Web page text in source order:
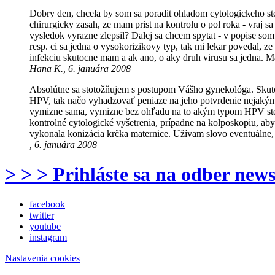
Dobry den, chcela by som sa poradit ohladom cytologickeho
chirurgicky zasah, ze mam prist na kontrolu o pol roka - vraj
vysledok vyrazne zlepsil? Dalej sa chcem spytat - v popise
resp. ci sa jedna o vysokorizikovy typ, tak mi lekar povedal,
infekciu skutocne mam a ak ano, o aky druh virusu sa jedna.
Hana K., 6. januára 2008
Absolútne sa stotožňujem s postupom Vášho gynekológa.
HPV, tak načo vyhadzovať peniaze na jeho potvrdenie
vymizne sama, vymizne bez ohľadu na to akým typom HPV
kontrolné cytologické vyšetrenia, prípadne na kolposkopiu,
vykonala konizácia krčka maternice. Užívam slovo
, 6. januára 2008
> > > Prihláste sa na odber
facebook
twitter
youtube
instagram
Nastavenia cookies